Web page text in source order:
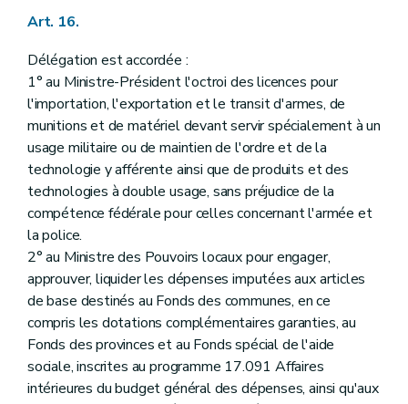
Art. 16.
Délégation est accordée :
1° au Ministre-Président l'octroi des licences pour
l'importation, l'exportation et le transit d'armes, de
munitions et de matériel devant servir spécialement à un
usage militaire ou de maintien de l'ordre et de la
technologie y afférente ainsi que de produits et des
technologies à double usage, sans préjudice de la
compétence fédérale pour celles concernant l'armée et
la police.
2° au Ministre des Pouvoirs locaux pour engager,
approuver, liquider les dépenses imputées aux articles
de base destinés au Fonds des communes, en ce
compris les dotations complémentaires garanties, au
Fonds des provinces et au Fonds spécial de l'aide
sociale, inscrites au programme 17.091 Affaires
intérieures du budget général des dépenses, ainsi qu'aux